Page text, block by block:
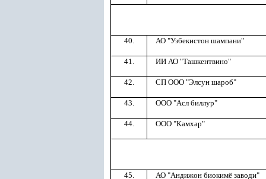
40. АО "Узбекистон шампани"
41. ИИ АО "Ташкентвино"
42. СП ООО "Элсун шароб"
43. ООО "Асл биллур"
44. ООО "Камхар"
45. АО "Андижон биокимё заводи"